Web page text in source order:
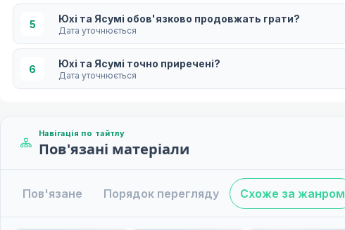
5 Юхі та Ясумі обов'язково продовжать грати?
Дата уточнюється
6 Юхі та Ясумі точно приречені?
Дата уточнюється
Юхі, Ясумі та Незадоволення та
Юхі, Ясумі та Різдво
Навігація по тайтлу
Пов'язані матеріали
Пов'язане Порядок перегляду Схоже за жанром